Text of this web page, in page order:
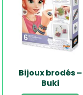
Bijoux brodés –
Buki